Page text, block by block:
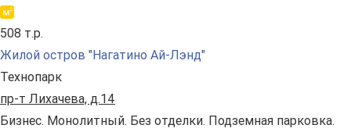
508 т.р.
Жилой остров "Нагатино Ай-Лэнд"
Технопарк
пр-т Лихачева, д.14
Бизнес. Монолитный. Без отделки. Подземная парковка.